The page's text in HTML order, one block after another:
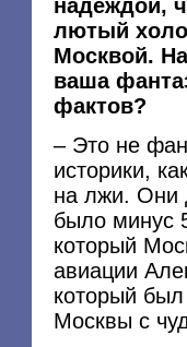
надеждой,
лютый
Москвой.
ваша
фактов?
– Это не
историки,
на лжи. Они
было минус
который
авиации
который
Москвы с